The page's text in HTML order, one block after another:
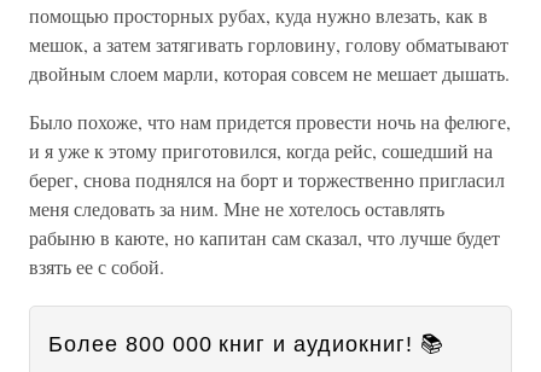
помощью просторных рубах, куда нужно влезать, как в
мешок, а затем затягивать горловину, голову обматывают
двойным слоем марли, которая совсем не мешает дышать.
Было похоже, что нам придется провести ночь на фелюге,
и я уже к этому приготовился, когда рейс, сошедший на
берег, снова поднялся на борт и торжественно пригласил
меня следовать за ним. Мне не хотелось оставлять
рабыню в каюте, но капитан сам сказал, что лучше будет
взять ее с собой.
Более 800 000 книг и аудиокниг! 📚